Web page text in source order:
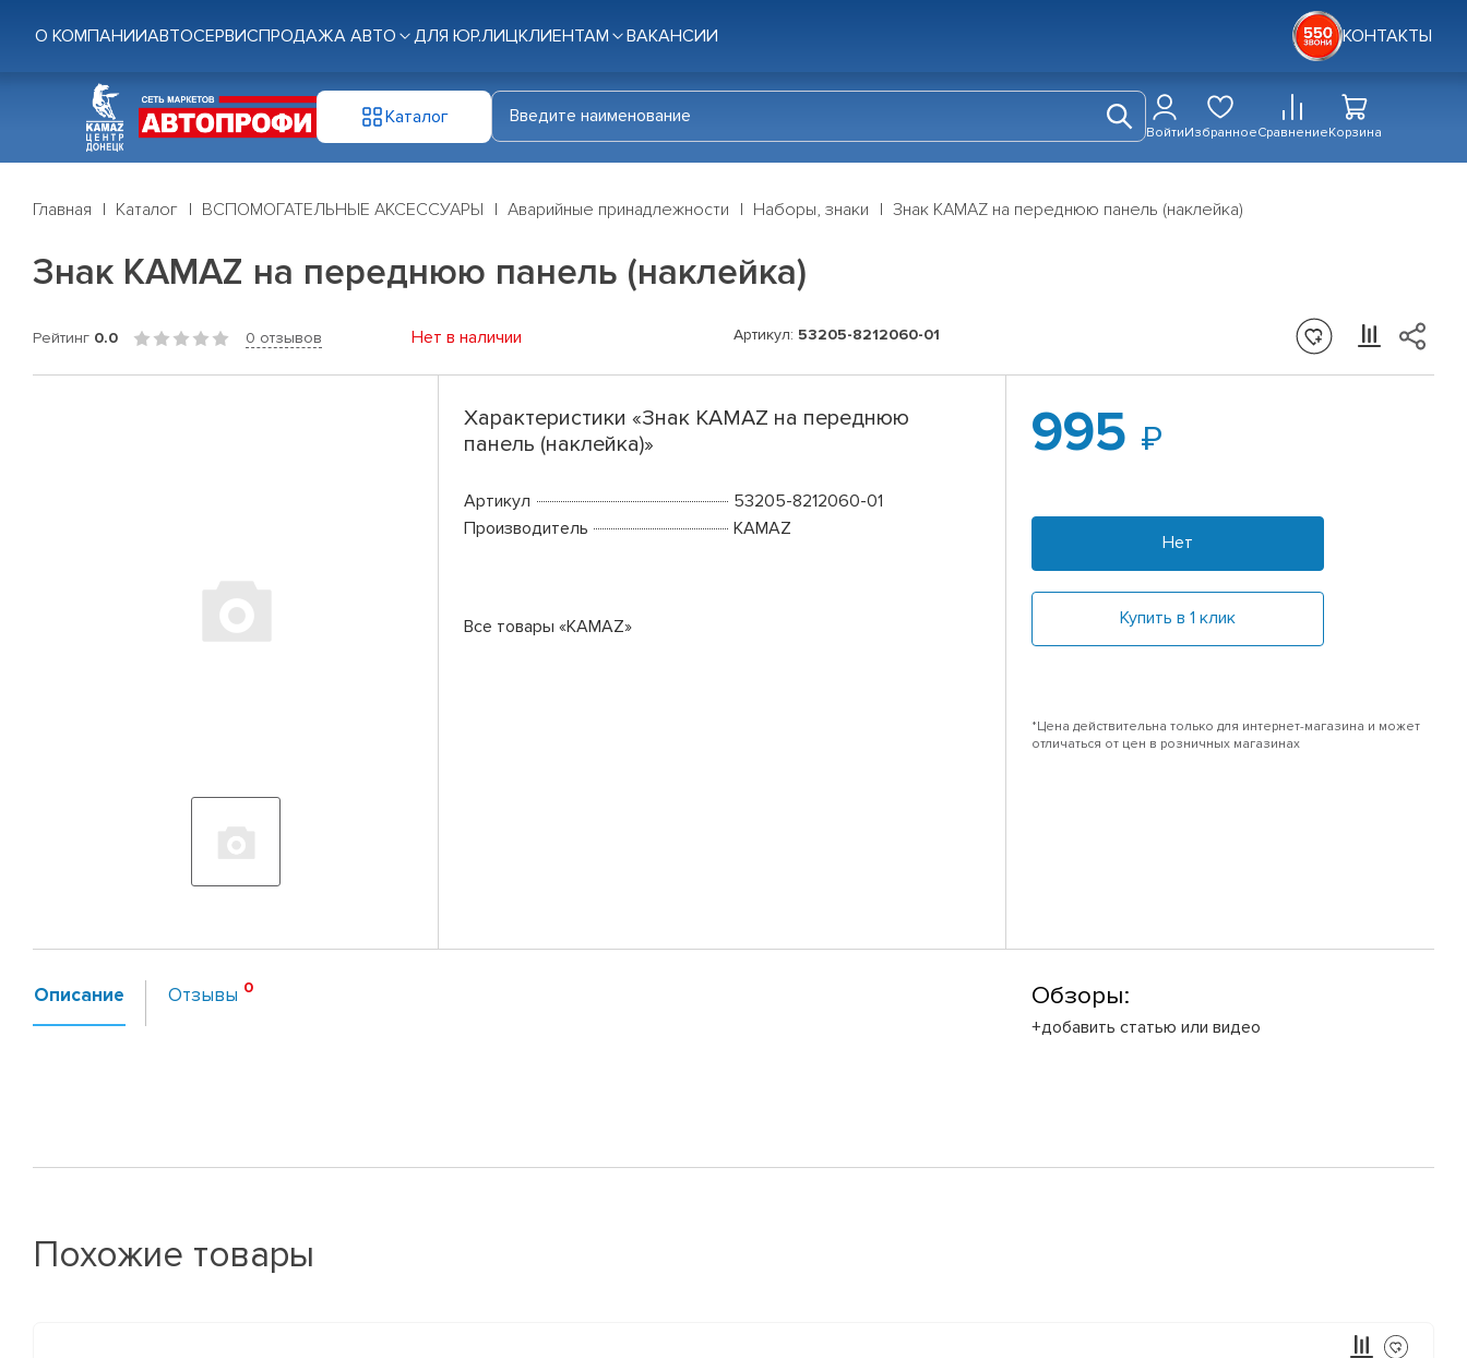
О КОМПАНИИАВТОСЕРВИСПРОДАЖА АВТО ДЛЯ ЮР.ЛИЦКЛИЕНТАМ ВАКАНСИИ КОНТАКТЫ
Каталог
ВойтиИзбранноеСравнениеКорзина
Главная Каталог ВСПОМОГАТЕЛЬНЫЕ АКСЕССУАРЫ Аварийные принадлежности Наборы, знаки Знак KAMAZ на переднюю панель (наклейка)
Знак KAMAZ на переднюю панель (наклейка)
Рейтинг 0.0 0 отзывов Нет в наличии Артикул: 53205-8212060-01
Характеристики «Знак KAMAZ на переднюю
панель (наклейка)»
Артикул
53205-8212060-01
Производитель
KAMAZ
Все товары «KAMAZ»
995
Нет
Купить в 1 клик
*Цена действительна только для интернет-магазина и может
отличаться от цен в розничных магазинах
Описание Отзывы Обзоры:
+добавить статью или видео
Похожие товары